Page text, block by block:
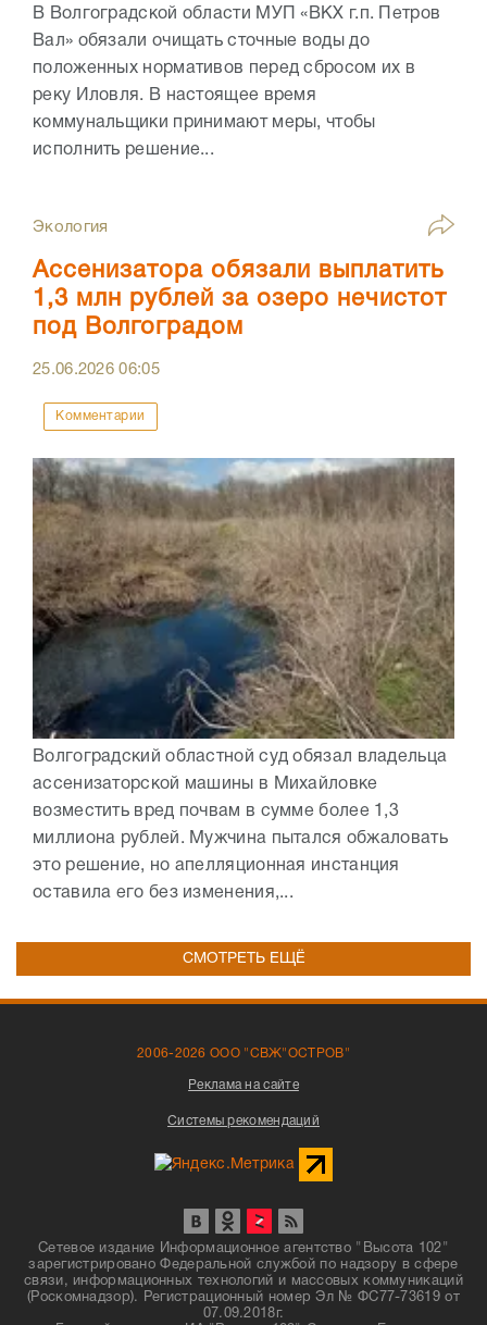
В Волгоградской области МУП «ВКХ г.п. Петров
Вал» обязали очищать сточные воды до
положенных нормативов перед сбросом их в
реку Иловля. В настоящее время
коммунальщики принимают меры, чтобы
исполнить решение...
Экология
Ассенизатора обязали выплатить
1,3 млн рублей за озеро нечистот
под Волгоградом
25.06.202606:05
Комментарии
Волгоградский областной суд обязал владельца
ассенизаторской машины в Михайловке
возместить вред почвам в сумме более 1,3
миллиона рублей. Мужчина пытался обжаловать
это решение, но апелляционная инстанция
оставила его без изменения,...
СМОТРЕТЬ ЕЩЁ
2006-2026 ООО "СВЖ"ОСТРОВ"
Реклама на сайте
Системы рекомендаций
Сетевое издание Информационное агентство "Высота 102"
зарегистрировано Федеральной службой по надзору в сфере
связи, информационных технологий и массовых коммуникаций
(Роскомнадзор). Регистрационный номер Эл № ФС77-73619 от
07.09.2018г.